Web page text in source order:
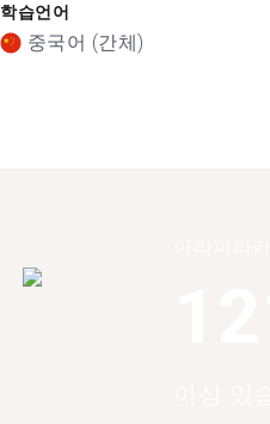
학습언어
중국어 (간체)